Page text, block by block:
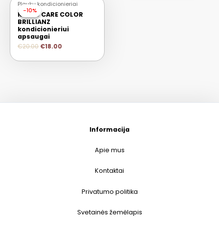
-10%
-10%
Plaukų kondicionieriai
Keune CARE COLOR
BRILLIANZ
kondicionieriui
apsaugai
€20.00 €18.00
Informacija
Apie mus
Kontaktai
Privatumo politika
Svetainės žemėlapis